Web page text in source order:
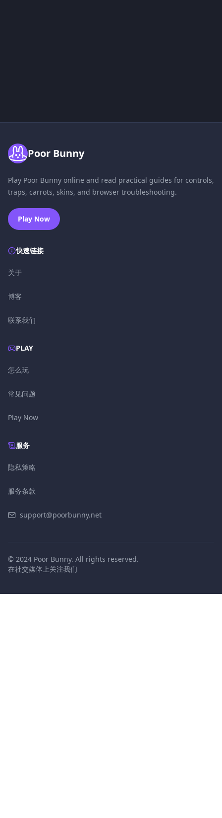
Poor Bunny
Play Poor Bunny online and read practical guides for controls,
traps, carrots, skins, and browser troubleshooting.
Play Now
快速链接
关于
博客
联系我们
PLAY
怎么玩
常见问题
Play Now
服务
隐私策略
服务条款
support@poorbunny.net
© 2024 Poor Bunny. All rights reserved.
在社交媒体上关注我们